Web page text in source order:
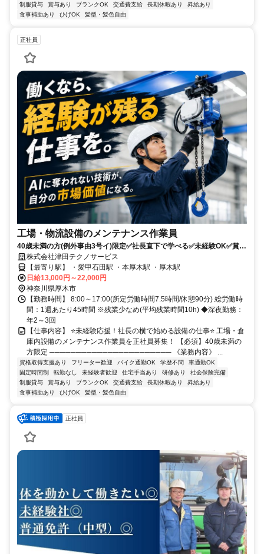
制服貸与
賞与あり ブランクOK 交通費支給 長期休暇あり
昇給あり
食事補助あり
ひげOK 髪型・髪色自由
正社員
工場・物流設備のメンテナンス作業員
40歳未満の方(例外事由3号イ)限定✅社長直下で学べる✅未経験OK✅賞与
2～３回✅天候に左右されにくく安定収入
株式会社津田テクノサービス
【最寄り駅】 ・愛甲石田駅 ・本厚木駅 ・厚木駅
日給13,000円～22,000円
神奈川県厚木市
【勤務時間】 8:00～17:00(所定労働時間7.5時間/休憩90分) 総労働時
間：1週あたり45時間 ※残業少なめ(平均残業時間10h) ◆深夜勤務：
年2～3回
【仕事内容】 ⭐未経験応援！社長の横で始める設備の仕事⭐ 工場・倉
庫内設備のメンテナンス作業員を正社員募集！ 【必須】40歳未満の
方限定 ─────────────────────── 《業務内容》 ...
資格取得支援あり フリーター歓迎 バイク通勤OK 学歴不問
車通勤OK
固定時間制
転勤なし 未経験者歓迎 住宅手当あり 研修あり
社会保険完備
制服貸与
賞与あり ブランクOK 交通費支給 長期休暇あり
昇給あり
食事補助あり
ひげOK 髪型・髪色自由
正社員